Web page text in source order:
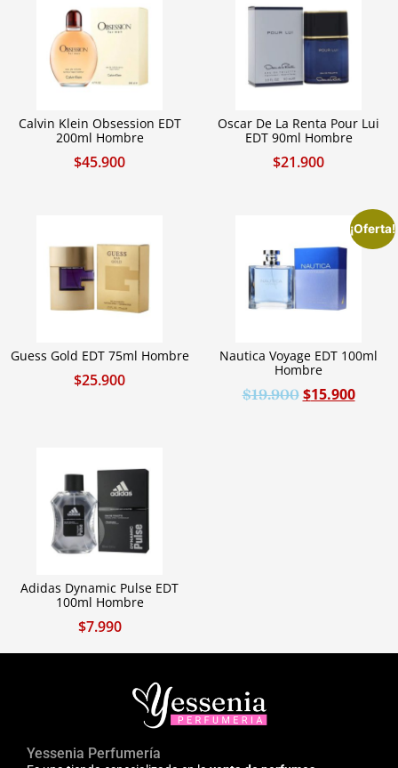
Calvin Klein Obsession EDT
200ml Hombre
$45.900
Oscar De La Renta Pour Lui
EDT 90ml Hombre
$21.900
Guess Gold EDT 75ml Hombre
$25.900
¡Oferta!
Nautica Voyage EDT 100ml
Hombre
$19.900 $15.900
Adidas Dynamic Pulse EDT
100ml Hombre
$7.990
Yessenia Perfumería